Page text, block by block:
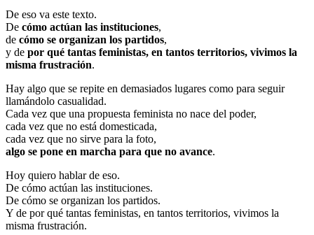
De eso va este texto.
De cómo actúan las instituciones,
de cómo se organizan los partidos,
y de por qué tantas feministas, en tantos territorios, vivimos la
misma frustración.
Hay algo que se repite en demasiados lugares como para seguir
llamándolo casualidad.
Cada vez que una propuesta feminista no nace del poder,
cada vez que no está domesticada,
cada vez que no sirve para la foto,
algo se pone en marcha para que no avance.
Hoy quiero hablar de eso.
De cómo actúan las instituciones.
De cómo se organizan los partidos.
Y de por qué tantas feministas, en tantos territorios, vivimos la
misma frustración.